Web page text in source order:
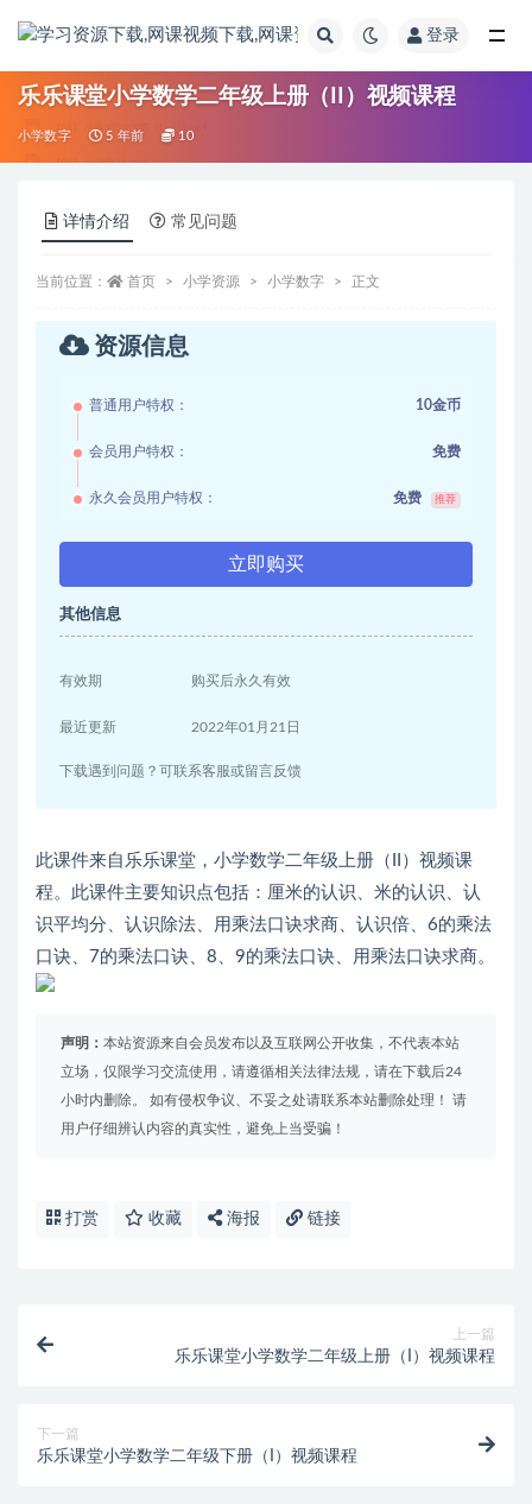
登录
乐乐课堂小学数学二年级上册（II）视频课程
小学数字 5 年前 10
详情介绍 常见问题
当前位置： 首页 小学资源 小学数字 正文
资源信息
普通用户特权： 10金币
会员用户特权： 免费
永久会员用户特权： 免费 推荐
立即购买
其他信息
有效期 购买后永久有效
最近更新 2022年01月21日
下载遇到问题？可联系客服或留言反馈
此课件来自乐乐课堂，小学数学二年级上册（II）视频课
程。此课件主要知识点包括：厘米的认识、米的认识、认
识平均分、认识除法、用乘法口诀求商、认识倍、6的乘法
口诀、7的乘法口诀、8、9的乘法口诀、用乘法口诀求商。
声明： 本站资源来自会员发布以及互联网公开收集，不代表本站
立场，仅限学习交流使用，请遵循相关法律法规，请在下载后24
小时内删除。 如有侵权争议、不妥之处请联系本站删除处理！ 请
用户仔细辨认内容的真实性，避免上当受骗！
打赏 收藏 海报 链接
上一篇
乐乐课堂小学数学二年级上册（I）视频课程
下一篇
乐乐课堂小学数学二年级下册（I）视频课程